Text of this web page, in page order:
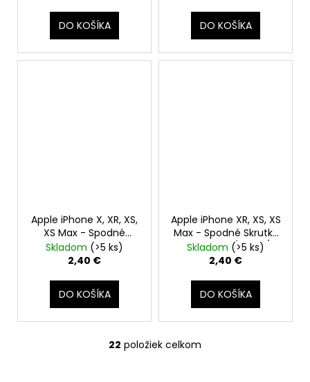
DO KOŠÍKA DO KOŠÍKA
Apple iPhone X, XR, XS,
XS Max - Spodné
Skrutky Pentalobe
(Čierne / Space Gray)
Skladom (>5 ks)
2,40 €
DO KOŠÍKA
Apple iPhone XR, XS, XS
Max - Spodné Skrutky
Pentalobe (Zlaté /
Gold)
Skladom (>5 ks)
2,40 €
DO KOŠÍKA
O
22 položiek celkom